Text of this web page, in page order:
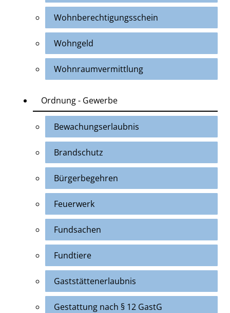
Wohnberechtigungsschein
Wohngeld
Wohnraumvermittlung
Ordnung - Gewerbe
Bewachungserlaubnis
Brandschutz
Bürgerbegehren
Feuerwerk
Fundsachen
Fundtiere
Gaststättenerlaubnis
Gestattung nach § 12 GastG